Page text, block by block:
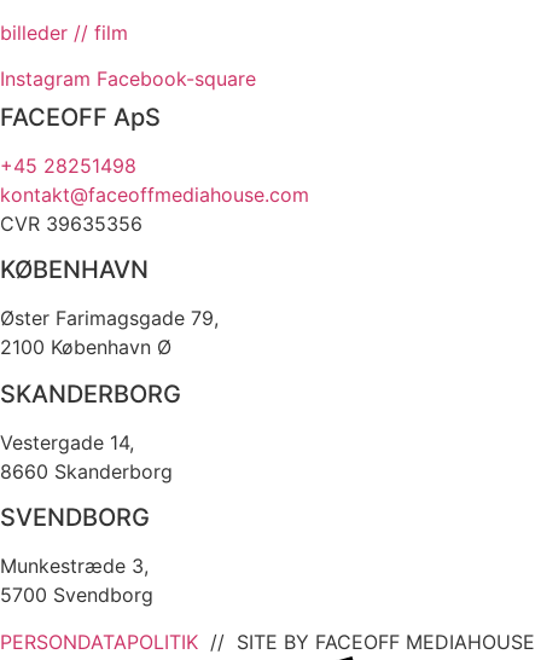
billeder // film
Instagram Facebook-square
FACEOFF ApS
+45 28251498
kontakt@faceoffmediahouse.com
CVR 39635356
KØBENHAVN
Øster Farimagsgade 79,
2100 København Ø
SKANDERBORG
Vestergade 14,
8660 Skanderborg
SVENDBORG
Munkestræde 3,
5700 Svendborg
PERSONDATAPOLITIK // SITE BY FACEOFF MEDIAHOUSE